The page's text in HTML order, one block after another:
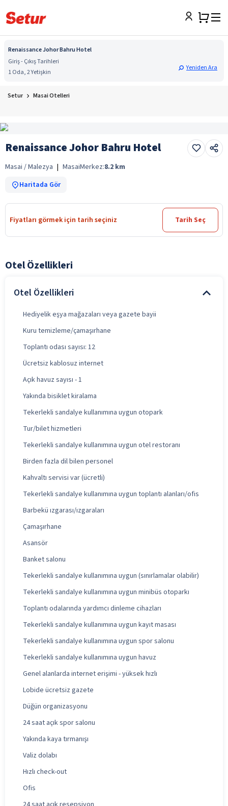
Renaissance Johor Bahru Hotel
Giriş - Çıkış Tarihleri
1 Oda, 2 Yetişkin
Yeniden Ara
Setur Masai Otelleri
Renaissance Johor Bahru Hotel
Masai / Malezya | MasaiMerkez:8.2 km
Haritada Gör
Fiyatları görmek için tarih seçiniz Tarih Seç
Otel Özellikleri
Otel Özellikleri
Hediyelik eşya mağazaları veya gazete bayii
Kuru temizleme/çamaşırhane
Toplantı odası sayısı: 12
Ücretsiz kablosuz internet
Açık havuz sayısı - 1
Yakında bisiklet kiralama
Tekerlekli sandalye kullanımına uygun otopark
Tur/bilet hizmetleri
Tekerlekli sandalye kullanımına uygun otel restoranı
Birden fazla dil bilen personel
Kahvaltı servisi var (ücretli)
Tekerlekli sandalye kullanımına uygun toplantı alanları/ofis
Barbekü ızgarası/ızgaraları
Çamaşırhane
Asansör
Banket salonu
Tekerlekli sandalye kullanımına uygun (sınırlamalar olabilir)
Tekerlekli sandalye kullanımına uygun minibüs otoparkı
Toplantı odalarında yardımcı dinleme cihazları
Tekerlekli sandalye kullanımına uygun kayıt masası
Tekerlekli sandalye kullanımına uygun spor salonu
Tekerlekli sandalye kullanımına uygun havuz
Genel alanlarda internet erişimi - yüksek hızlı
Lobide ücretsiz gazete
Düğün organizasyonu
24 saat açık spor salonu
Yakında kaya tırmanışı
Valiz dolabı
Hızlı check-out
Ofis